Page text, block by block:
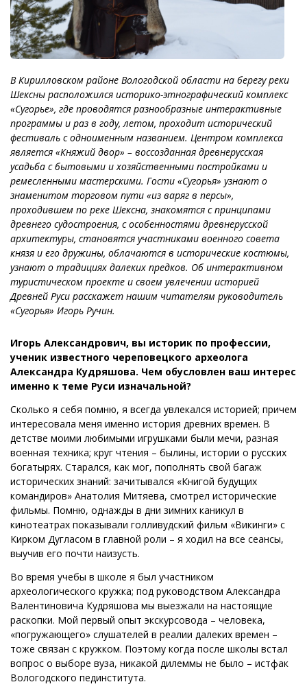
В Кирилловском районе Вологодской области на берегу реки
Шексны расположился историко-этнографический комплекс
«Сугорье», где проводятся разнообразные интерактивные
программы и раз в году, летом, проходит исторический
фестиваль с одноименным названием. Центром комплекса
является «Княжий двор» – воссозданная древнерусская
усадьба с бытовыми и хозяйственными постройками и
ремесленными мастерскими. Гости «Сугорья» узнают о
знаменитом торговом пути «из варяг в персы»,
проходившем по реке Шексна, знакомятся с принципами
древнего судостроения, с особенностями древнерусской
архитектуры, становятся участниками военного совета
князя и его дружины, облачаются в исторические костюмы,
узнают о традициях далеких предков. Об интерактивном
туристическом проекте и своем увлечении историей
Древней Руси расскажет нашим читателям руководитель
«Сугорья» Игорь Ручин.
Игорь Александрович, вы историк по профессии,
ученик известного череповецкого археолога
Александра Кудряшова. Чем обусловлен ваш интерес
именно к теме Руси изначальной?
Сколько я себя помню, я всегда увлекался историей; причем
интересовала меня именно история древних времен. В
детстве моими любимыми игрушками были мечи, разная
военная техника; круг чтения – былины, истории о русских
богатырях. Старался, как мог, пополнять свой багаж
исторических знаний: зачитывался «Книгой будущих
командиров» Анатолия Митяева, смотрел исторические
фильмы. Помню, однажды в дни зимних каникул в
кинотеатрах показывали голливудский фильм «Викинги» с
Кирком Дугласом в главной роли – я ходил на все сеансы,
выучив его почти наизусть.
Во время учебы в школе я был участником
археологического кружка; под руководством Александра
Валентиновича Кудряшова мы выезжали на настоящие
раскопки. Мой первый опыт экскурсовода – человека,
«погружающего» слушателей в реалии далеких времен –
тоже связан с кружком. Поэтому когда после школы встал
вопрос о выборе вуза, никакой дилеммы не было – истфак
Вологодского пединститута.